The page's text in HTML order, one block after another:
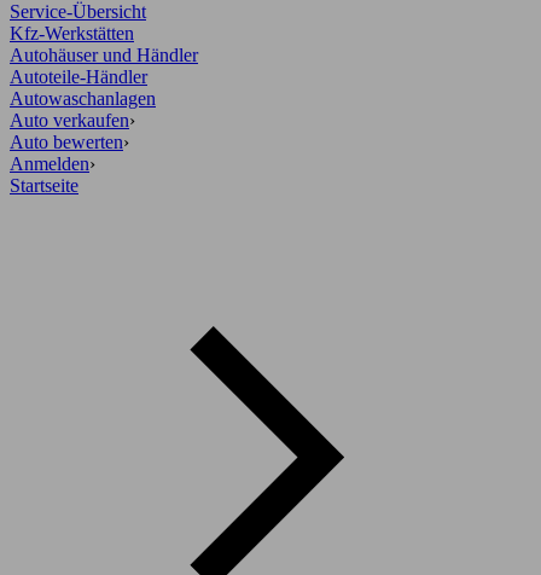
Service-Übersicht
Kfz-Werkstätten
Autohäuser und Händler
Autoteile-Händler
Autowaschanlagen
Auto verkaufen›
Auto bewerten›
Anmelden›
Startseite